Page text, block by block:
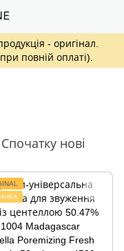
- оригінал.
повній оплаті).
Спочатку нові